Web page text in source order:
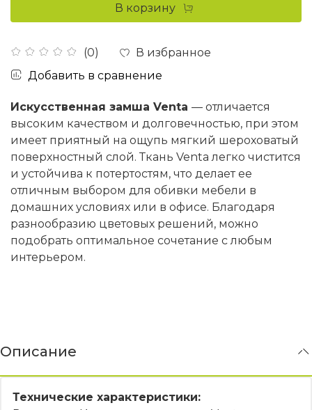
(0)
В избранное
Добавить в сравнение
В корзину
Искусственная замша Venta — отличается
высоким качеством и долговечностью, при этом
имеет приятный на ощупь мягкий шероховатый
поверхностный слой. Ткань Venta легко чистится
и устойчива к потертостям, что делает ее
отличным выбором для обивки мебели в
домашних условиях или в офисе. Благодаря
разнообразию цветовых решений, можно
подобрать оптимальное сочетание с любым
интерьером.
Описание
Технические характеристики: